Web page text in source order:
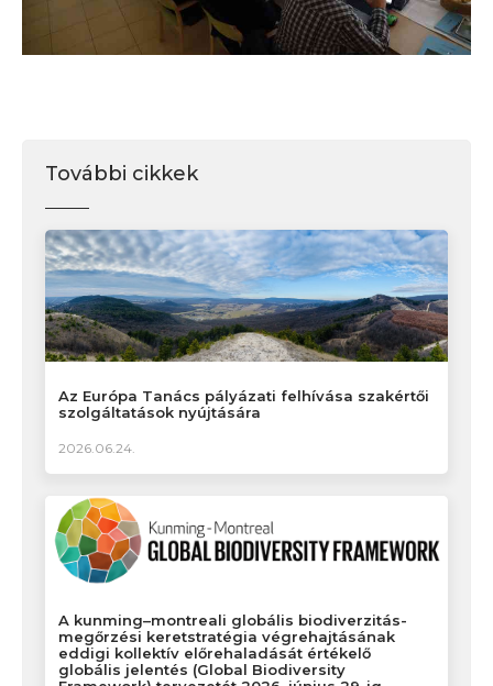
További cikkek
Az Európa Tanács pályázati felhívása szakértői
szolgáltatások nyújtására
2026.06.24.
A kunming–montreali globális biodiverzitás-
megőrzési keretstratégia végrehajtásának
eddigi kollektív előrehaladását értékelő
globális jelentés (Global Biodiversity